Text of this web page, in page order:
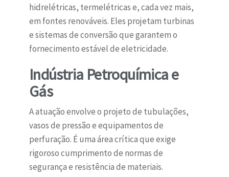
hidrelétricas, termelétricas e, cada vez mais,
em fontes renováveis. Eles projetam turbinas
e sistemas de conversão que garantem o
fornecimento estável de eletricidade.
Indústria Petroquímica e
Gás
A atuação envolve o projeto de tubulações,
vasos de pressão e equipamentos de
perfuração. É uma área crítica que exige
rigoroso cumprimento de normas de
segurança e resistência de materiais.